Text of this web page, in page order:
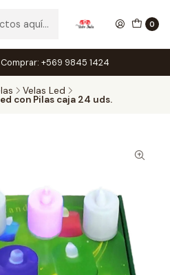
0
+569 9845 1424
Velas Led
con Pilas caja 24 uds.